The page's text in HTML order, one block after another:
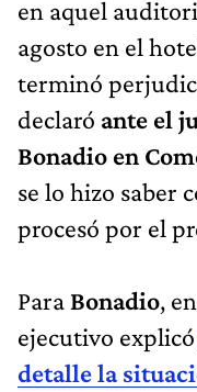
en aquel
agosto en el
terminó
declaró ante el
Bonadio en
se lo hizo saber
procesó por el
Para Bonadio,
ejecutivo explicó
detalle la